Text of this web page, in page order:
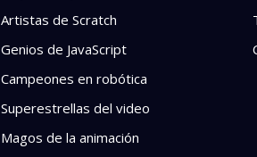
Artistas de Scratch
Genios de JavaScript
Campeones en robótica
Superestrellas del video
Magos de la animación